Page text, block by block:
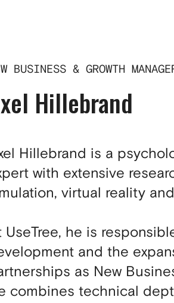
BUSINESS & GROWTH
Hillebrand
Hillebrand is a
with extensive
virtual reality
UseTree, he is
and the
as New
combines technical